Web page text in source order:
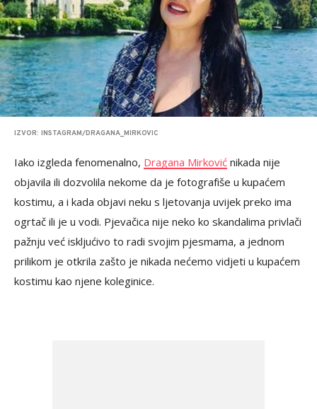
IZVOR: INSTAGRAM/DRAGANA_MIRKOVIC
Iako izgleda fenomenalno, Dragana Mirković nikada nije
objavila ili dozvolila nekome da je fotografiše u kupaćem
kostimu, a i kada objavi neku s ljetovanja uvijek preko ima
ogrtač ili je u vodi. Pjevačica nije neko ko skandalima privlači
pažnju već iskljućivo to radi svojim pjesmama, a jednom
prilikom je otkrila zašto je nikada nećemo vidjeti u kupaćem
kostimu kao njene koleginice.